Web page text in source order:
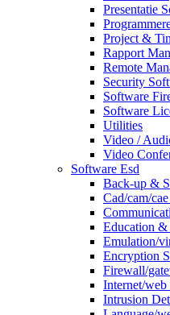
Presentatie
Project &
Rapport
Remote
Security
Software
Software
Utilities
Video /
Video
Software Esd
Back-up &
Cad/cam/
Education &
Emulation/
Encryption
Firewall/
Internet/
Intrusion